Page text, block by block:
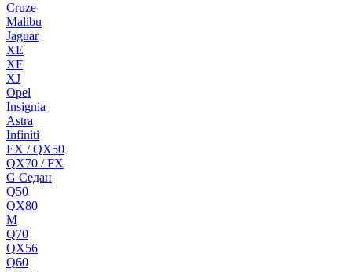
Cruze
Malibu
Jaguar
XE
XF
XJ
Opel
Insignia
Astra
Infiniti
EX / QX50
QX70 / FX
G Cедан
Q50
QX80
M
Q70
QX56
Q60